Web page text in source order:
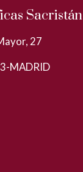
Sacristán
27
MADRID